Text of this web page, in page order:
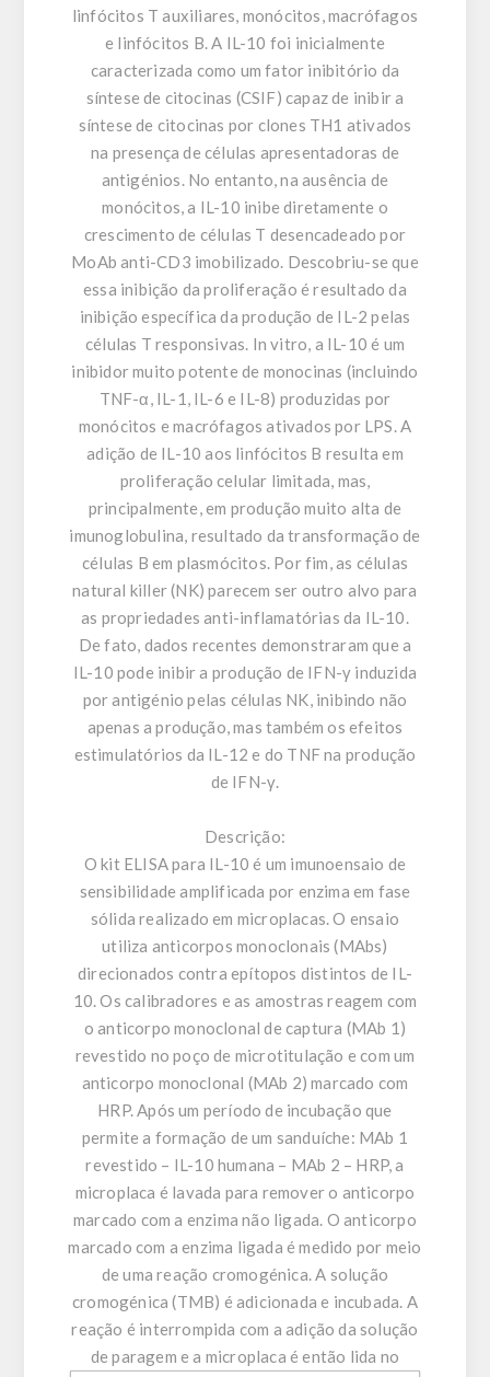
linfócitos T auxiliares, monócitos, macrófagos
e linfócitos B. A IL-10 foi inicialmente
caracterizada como um fator inibitório da
síntese de citocinas (CSIF) capaz de inibir a
síntese de citocinas por clones TH1 ativados
na presença de células apresentadoras de
antigénios. No entanto, na ausência de
monócitos, a IL-10 inibe diretamente o
crescimento de células T desencadeado por
MoAb anti-CD3 imobilizado. Descobriu-se que
essa inibição da proliferação é resultado da
inibição específica da produção de IL-2 pelas
células T responsivas. In vitro, a IL-10 é um
inibidor muito potente de monocinas (incluindo
TNF-α, IL-1, IL-6 e IL-8) produzidas por
monócitos e macrófagos ativados por LPS. A
adição de IL-10 aos linfócitos B resulta em
proliferação celular limitada, mas,
principalmente, em produção muito alta de
imunoglobulina, resultado da transformação de
células B em plasmócitos. Por fim, as células
natural killer (NK) parecem ser outro alvo para
as propriedades anti-inflamatórias da IL-10.
De fato, dados recentes demonstraram que a
IL-10 pode inibir a produção de IFN-γ induzida
por antigénio pelas células NK, inibindo não
apenas a produção, mas também os efeitos
estimulatórios da IL-12 e do TNF na produção
de IFN-γ.
Descrição:
O kit ELISA para IL-10 é um imunoensaio de
sensibilidade amplificada por enzima em fase
sólida realizado em microplacas. O ensaio
utiliza anticorpos monoclonais (MAbs)
direcionados contra epítopos distintos de IL-
10. Os calibradores e as amostras reagem com
o anticorpo monoclonal de captura (MAb 1)
revestido no poço de microtitulação e com um
anticorpo monoclonal (MAb 2) marcado com
HRP. Após um período de incubação que
permite a formação de um sanduíche: MAb 1
revestido – IL-10 humana – MAb 2 – HRP, a
microplaca é lavada para remover o anticorpo
marcado com a enzima não ligada. O anticorpo
marcado com a enzima ligada é medido por meio
de uma reação cromogénica. A solução
cromogénica (TMB) é adicionada e incubada. A
reação é interrompida com a adição da solução
de paragem e a microplaca é então lida no